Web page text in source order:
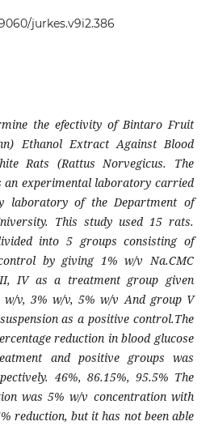
jurkes.v9i2.386
the efectivity of Bintaro Fruit
Ethanol Extract Against Blood
Rats (Rattus Norvegicus. The
an experimental laboratory carried
laboratory of the Department of
This study used 15 rats.
into 5 groups consisting of
by giving 1% w/v Na.CMC
IV as a treatment group given
v, 3% w/v, 5% w/v And group V
as a positive control.The
reduction in blood glucose
and positive groups was
46%, 86.15%, 95.5% The
was 5% w/v concentration with
reduction, but it has not been able